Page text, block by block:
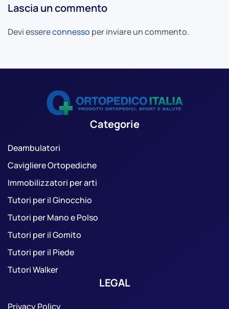
Lascia un commento
Devi essereconnesso per inviare un commento.
Categorie
Deambulatori
Cavigliere Ortopediche
Immobilizzatori per arti
Tutori per il Ginocchio
Tutori per Mano e Polso
Tutori per il Gomito
Tutori per il Piede
Tutori Walker
LEGAL
Privacy Policy